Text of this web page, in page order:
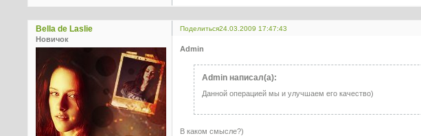
Поделиться24.03.2009 17:47:43
Bella de Laslie
Новичок
Admin
Admin написал(а):
Данной операцией мы и улучшаем его качество)
В каком смысле?)